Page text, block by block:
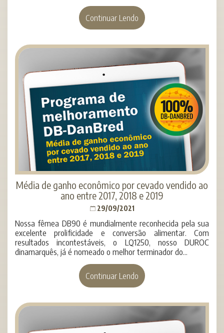
Continuar Lendo
Média de ganho econômico por cevado vendido ao
ano entre 2017, 2018 e 2019
29/09/2021
Nossa fêmea DB90 é mundialmente reconhecida pela sua
excelente prolificidade e conversão alimentar. Com
resultados incontestáveis, o LQ1250, nosso DUROC
dinamarquês, já é nomeado o melhor terminador do...
Continuar Lendo